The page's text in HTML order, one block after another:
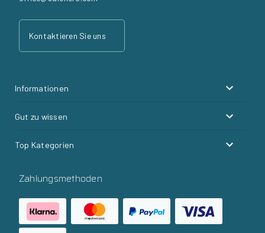
Kontaktieren Sie uns
Informationen
Gut zu wissen
Top Kategorien
Zahlungsmethoden